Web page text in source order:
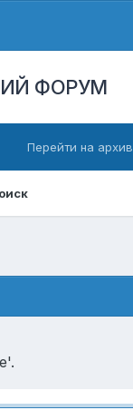
ФОРУМ
Перейти на